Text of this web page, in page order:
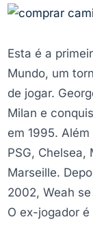
Esta é a
Mundo, um
de jogar.
Milan e
em 1995.
PSG,
Marseille.
2002, Weah
O ex-jogador